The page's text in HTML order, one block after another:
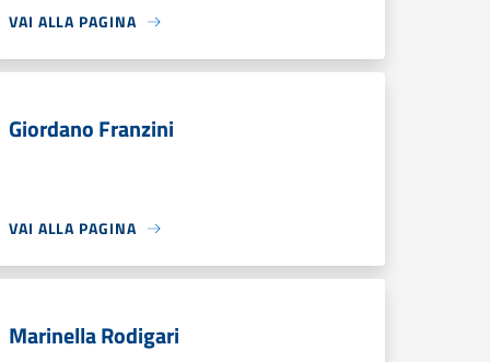
VAI ALLA PAGINA
Giordano Franzini
VAI ALLA PAGINA
Marinella Rodigari